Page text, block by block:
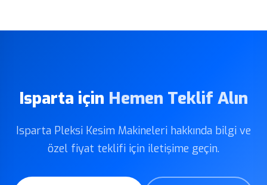
Isparta için Hemen Teklif Alın
Isparta Pleksi Kesim Makineleri hakkında bilgi ve
özel fiyat teklifi için iletişime geçin.